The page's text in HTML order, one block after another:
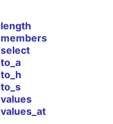
length
members
select
to_a
to_h
to_s
values
values_at